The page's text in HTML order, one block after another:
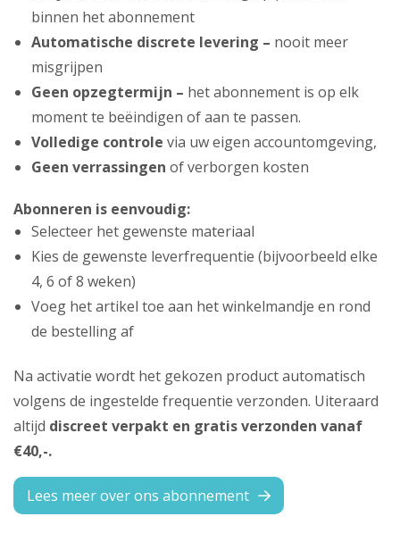
binnen het abonnement
Automatische discrete levering – nooit meer
misgrijpen
Geen opzegtermijn – het abonnement is op elk
moment te beëindigen of aan te passen.
Volledige controle via uw eigen accountomgeving,
Geen verrassingen of verborgen kosten
Abonneren is eenvoudig:
Selecteer het gewenste materiaal
Kies de gewenste leverfrequentie (bijvoorbeeld elke
4, 6 of 8 weken)
Voeg het artikel toe aan het winkelmandje en rond
de bestelling af
Na activatie wordt het gekozen product automatisch
volgens de ingestelde frequentie verzonden. Uiteraard
altijd discreet verpakt en gratis verzonden vanaf
€40,-.
Lees meer over ons abonnement